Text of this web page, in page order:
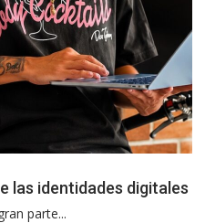
las identidades digitales
parte...